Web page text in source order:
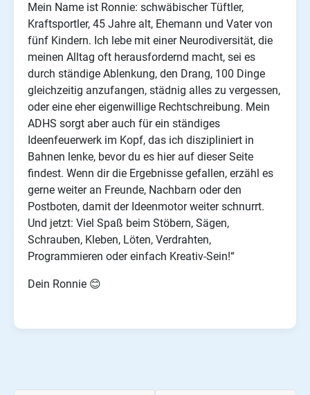
Mein Name ist Ronnie: schwäbischer Tüftler,
Kraftsportler, 45 Jahre alt, Ehemann und Vater von
fünf Kindern. Ich lebe mit einer Neurodiversität, die
meinen Alltag oft herausfordernd macht, sei es
durch ständige Ablenkung, den Drang, 100 Dinge
gleichzeitig anzufangen, städnig alles zu vergessen,
oder eine eher eigenwillige Rechtschreibung. Mein
ADHS sorgt aber auch für ein ständiges
Ideenfeuerwerk im Kopf, das ich diszipliniert in
Bahnen lenke, bevor du es hier auf dieser Seite
findest. Wenn dir die Ergebnisse gefallen, erzähl es
gerne weiter an Freunde, Nachbarn oder den
Postboten, damit der Ideenmotor weiter schnurrt.
Und jetzt: Viel Spaß beim Stöbern, Sägen,
Schrauben, Kleben, Löten, Verdrahten,
Programmieren oder einfach Kreativ-Sein!“
Dein Ronnie 😊